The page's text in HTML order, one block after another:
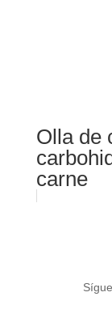
Olla de
carne